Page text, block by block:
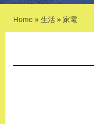
Home » 生活 » 家電